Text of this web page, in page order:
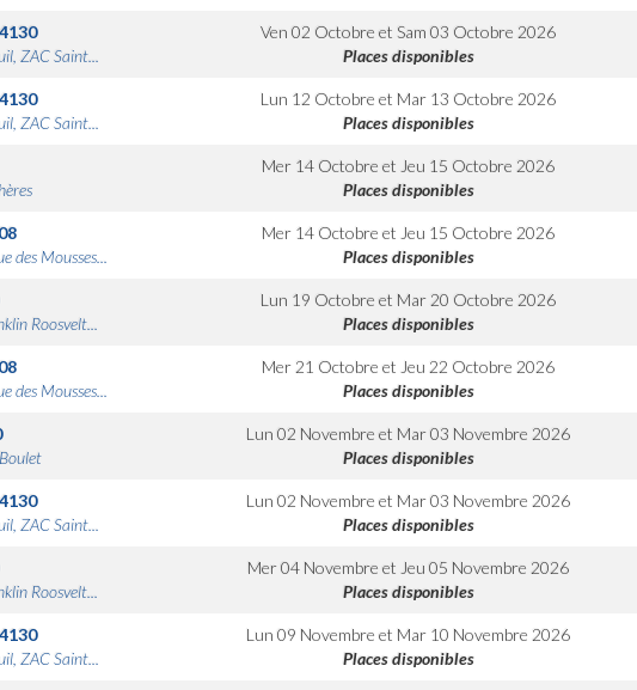
ZAC Saint...
Ven 02 Octobre etSam 03 Octobre 2026
Places disponibles
ZAC Saint...
Lun 12 Octobre et Mar 13 Octobre 2026
Places disponibles
Mer 14 Octobre et Jeu 15 Octobre 2026
Places disponibles
des Mousses...
Mer 14 Octobre et Jeu 15 Octobre 2026
Places disponibles
Roosvelt...
Lun 19 Octobre et Mar 20 Octobre 2026
Places disponibles
des Mousses...
Mer 21 Octobre et Jeu 22 Octobre 2026
Places disponibles
Lun 02 Novembre et Mar 03 Novembre 2026
Places disponibles
ZAC Saint...
Lun 02 Novembre et Mar 03 Novembre 2026
Places disponibles
Roosvelt...
Mer 04 Novembre et Jeu 05 Novembre 2026
Places disponibles
ZAC Saint...
Lun 09 Novembre et Mar 10 Novembre 2026
Places disponibles